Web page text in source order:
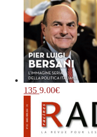
135 9.00€